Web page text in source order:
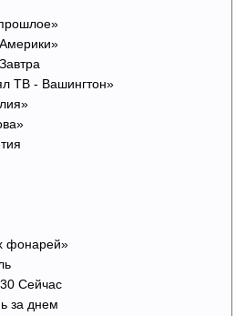
ТВ - Вашингтон»
фонарей»
Сейчас
за днем